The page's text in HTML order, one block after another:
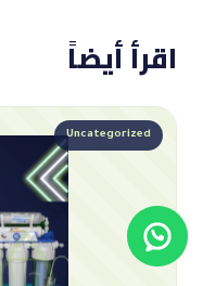
اقرأ أيضاً
Uncategorized